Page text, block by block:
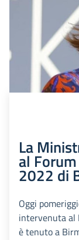
La
al
2022 di
Oggi
intervenuta al
è tenuto a